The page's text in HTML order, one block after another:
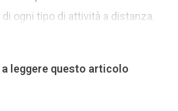
di ogni tipo di attività a distanza.
leggere questo articolo